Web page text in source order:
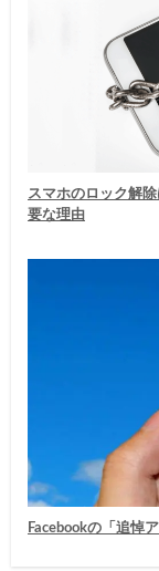
スマホのロック解
要な理由
Facebookの「追悼